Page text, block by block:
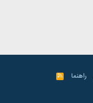
راهنما
R
S